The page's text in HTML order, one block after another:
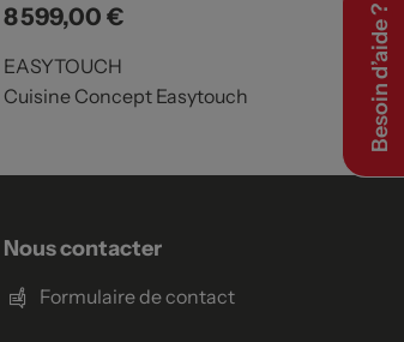
Prix
8 599,00 €
EASYTOUCH
Cuisine Concept Easytouch
Nous contacter
Formulaire de contact
Besoin d’aide ?